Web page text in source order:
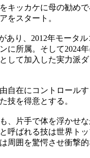
キッカケに母の勧め
をスタート。
あり、2012年モータル
に所属。そして2024
して加入した実力派
自在にコントロール
技を得意とする。
、片手で体を浮かせ
呼ばれる技は世界ト
周囲を驚愕させ衝撃